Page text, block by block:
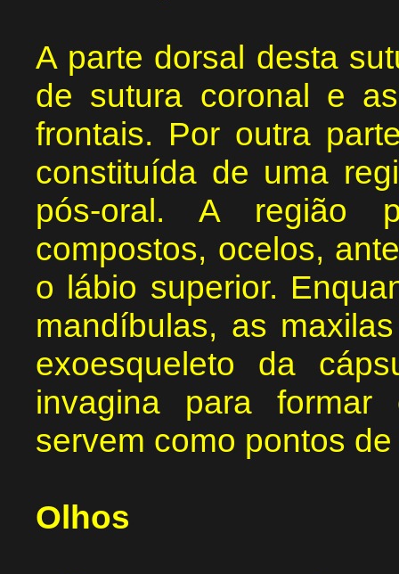
A parte dorsal desta
de sutura coronal e
frontais. Por outra
constituída de uma
pós-oral. A região
compostos, ocelos,
o lábio superior.
mandíbulas, as
exoesqueleto da
invagina para
servem como pontos
Olhos